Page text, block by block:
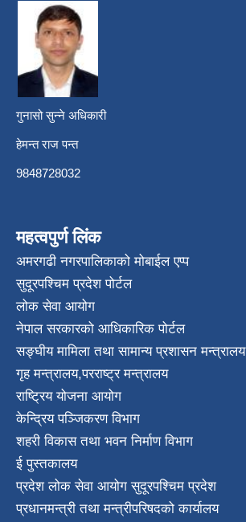
गुनासो सुन्ने अधिकारी
हेमन्त राज पन्त
9848728032
महत्वपुर्ण लिंक
अमरगढी नगरपालिकाको मोबाईल एप्प
सुदूरपश्चिम प्रदेश पोर्टल
लोक सेवा आयोग
नेपाल सरकारको आधिकारिक पोर्टल
सङ्घीय मामिला तथा सामान्य प्रशासन मन्त्रालय
गृह मन्त्रालय,परराष्ट्र मन्त्रालय
राष्ट्रिय योजना आयोग
केन्द्रिय पञ्जिकरण विभाग
शहरी विकास तथा भवन निर्माण विभाग
ई पुस्तकालय
प्रदेश लोक सेवा आयोग सुदूरपश्चिम प्रदेश
प्रधानमन्त्री तथा मन्त्रीपरिषदको कार्यालय